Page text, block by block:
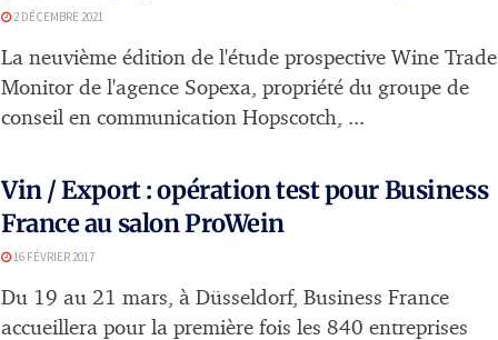
2 DÉCEMBRE 2021
La neuvième édition de l'étude prospective Wine Trade
Monitor de l'agence Sopexa, propriété du groupe de
conseil en communication Hopscotch, ...
Vin / Export : opération test pour Business
France au salon ProWein
16 FÉVRIER 2017
Du 19 au 21 mars, à Düsseldorf, Business France
accueillera pour la première fois les 840 entreprises